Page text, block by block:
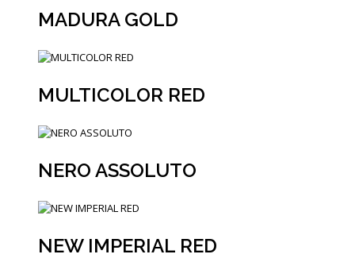
MADURA GOLD
MULTICOLOR RED
NERO ASSOLUTO
NEW IMPERIAL RED